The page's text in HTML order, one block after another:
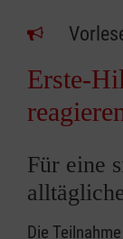
Erste-
Für eine
Die